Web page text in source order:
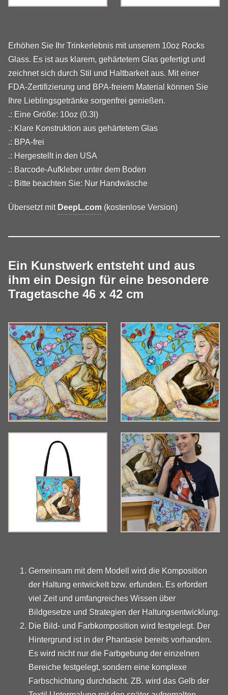
Erhöhen Sie Ihr Trinkerlebnis mit unserem 10oz Rocks
Glass. Es ist aus klarem, gehärtetem Glas gefertigt und
zeichnet sich durch Stil und Haltbarkeit aus. Mit einer
FDA-Zertifizierung und BPA-freiem Material können Sie
Ihre Lieblingsgetränke sorgenfrei genießen.
.: Eine Größe: 10oz (0.3l)
.: Klare Konstruktion aus gehärtetem Glas
.: BPA-frei
.: Hergestellt in den USA
.: Barcode-Aufkleber unter dem Boden
.: Bitte beachten Sie: Nur Handwäsche
Übersetzt mit DeepL.com (kostenlose Version)
Ein Kunstwerk entsteht und aus
ihm ein Design für eine besondere
Tragetasche 46 x 42 cm
Gemeinsam mit dem Modell wird die Komposition
der Haltung entwickelt bzw. erfunden. Es erfordert
viel Zeit und umfangreiches Wissen über
Bildgesetze und Strategien der Haltungsentwicklung.
Die Bild- und Farbkomposition wird festgelegt. Der
Hintergrund ist in der Phantasie bereits vorhanden.
Es wird nicht nur die Farbgebung der einzelnen
Bereiche festgelegt, sondern eine komplexe
Farbschichtung durchdacht. ZB. wird das Gelb der